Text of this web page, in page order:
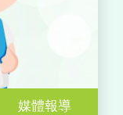
媒體報導